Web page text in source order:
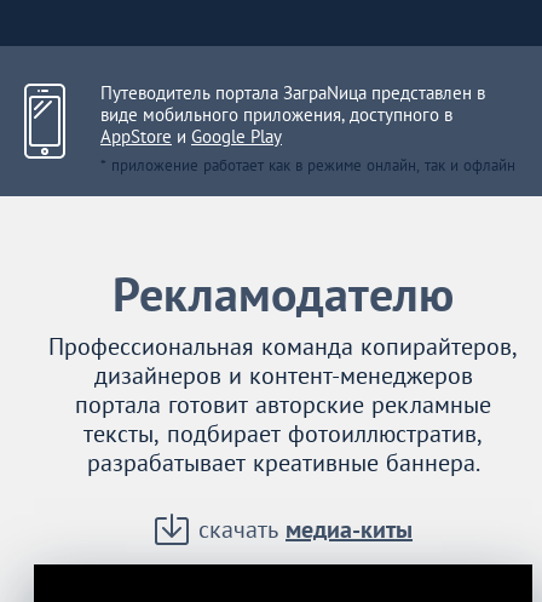
Путеводитель портала ЗаграNица представлен в
виде мобильного приложения, доступного в
AppStore и Google Play
* приложение работает как в режиме онлайн, так и офлайн
Рекламодателю
Профессиональная команда копирайтеров,
дизайнеров и контент-менеджеров
портала готовит авторские рекламные
тексты, подбирает фотоиллюстратив,
разрабатывает креативные баннера.
скачать медиа-киты